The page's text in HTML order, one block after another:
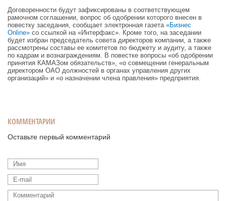
Договоренности будут зафиксированы в соответствующем
рамочном соглашении, вопрос об одобрении которого внесен в
повестку заседания, сообщает электронная газета «Бизнес
Online» со ссылкой на «Интерфакс». Кроме того, на заседании
будет избран председатель совета директоров компании, а также
рассмотрены составы ее комитетов по бюджету и аудиту, а также
по кадрам и вознаграждениям. В повестке вопросы «об одобрении
принятия КАМАЗом обязательств», «о совмещении генеральным
директором ОАО должностей в органах управления других
организаций» и «о назначении члена правления» предприятия.
КОММЕНТАРИИ
Оставьте первый комментарий